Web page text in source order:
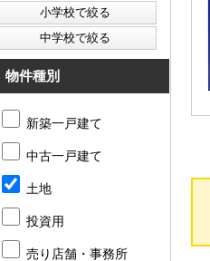
物件種別
新築一戸建て
中古一戸建て
土地
投資用
売り店舗・事務所